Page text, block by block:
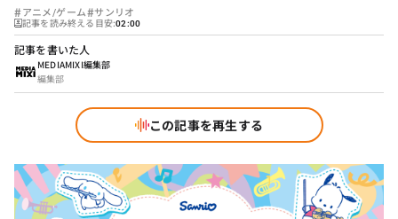
#アニメ/ゲーム#サンリオ
記事を読み終える目安:02:00
記事を書いた人
MEDIAMIXI編集部
編集部
この記事を再生する